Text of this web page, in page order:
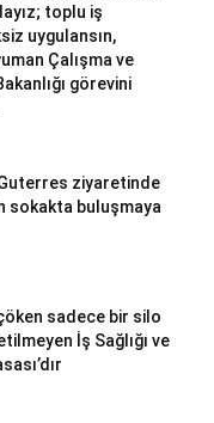
toplu iş
uygulansın,
Çalışma ve
görevini
Guterres ziyaretinde
sokakta buluşmaya
çöken sadece bir silo
İş Sağlığı ve